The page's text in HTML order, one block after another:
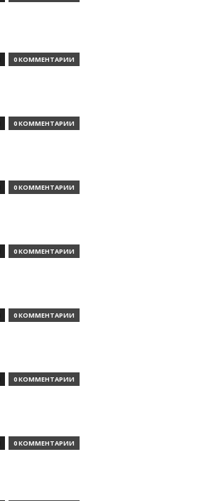
0 КОММЕНТАРИИ
0 КОММЕНТАРИИ
0 КОММЕНТАРИИ
0 КОММЕНТАРИИ
0 КОММЕНТАРИИ
0 КОММЕНТАРИИ
0 КОММЕНТАРИИ